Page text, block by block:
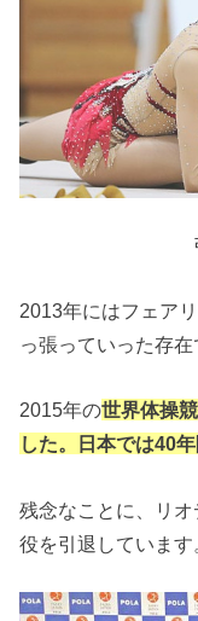
2013年にはフェア
っ張っていった存在
2015年の世界体操
した。日本では40
残念なことに、リ
役を引退しています